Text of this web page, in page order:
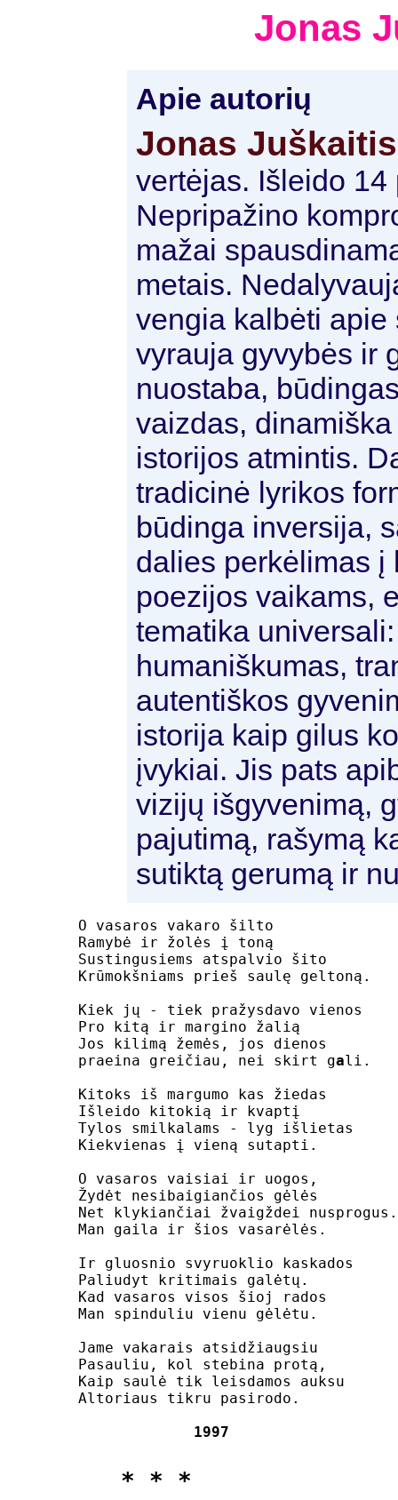
Jonas
Apie autorių
Jonas Juškaitis
vertėjas. Išleido
Nepripažino
mažai
metais.
vengia kalbėti
vyrauja gyvybės ir
nuostaba,
vaizdas,
istorijos atmintis.
tradicinė lyrikos
būdinga inversija,
dalies perkėlimas į
poezijos vaikams,
tematika
humaniškumas,
autentiškos
istorija kaip gilus
įvykiai. Jis pats
vizijų išgyvenimą,
pajutimą, rašymą
sutiktą gerumą ir
O vasaros vakaro šilto
Ramybė ir žolės į toną
Sustingusiems atspalvio šito
Krūmokšniams prieš saulę geltoną.
Kiek jų - tiek pražysdavo vienos
Pro kitą ir margino žalią
Jos kilimą žemės, jos dienos
praeina greičiau, nei skirt gali.
Kitoks iš margumo kas žiedas
Išleido kitokią ir kvaptį
Tylos smilkalams - lyg išlietas
Kiekvienas į vieną sutapti.
O vasaros vaisiai ir uogos,
Žydėt nesibaigiančios gėlės
Net klykiančiai žvaigždei
Man gaila ir šios vasarėlės.
Ir gluosnio svyruoklio kaskados
Paliudyt kritimais galėtų.
Kad vasaros visos šioj rados
Man spinduliu vienu gėlėtu.
Jame vakarais atsidžiaugsiu
Pasauliu, kol stebina protą,
Kaip saulė tik leisdamos auksu
Altoriaus tikru pasirodo.
1997
   * * *